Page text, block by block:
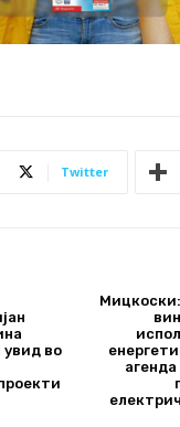
Twitter
увид во